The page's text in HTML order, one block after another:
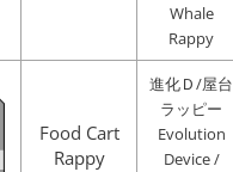
Whale
Rappy
Food Cart
Rappy
進化Ｄ/屋台
ラッピー
Evolution
Device /